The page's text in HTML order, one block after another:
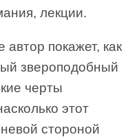
лекции.
покажет, как
звероподобный
черты
этот
стороной